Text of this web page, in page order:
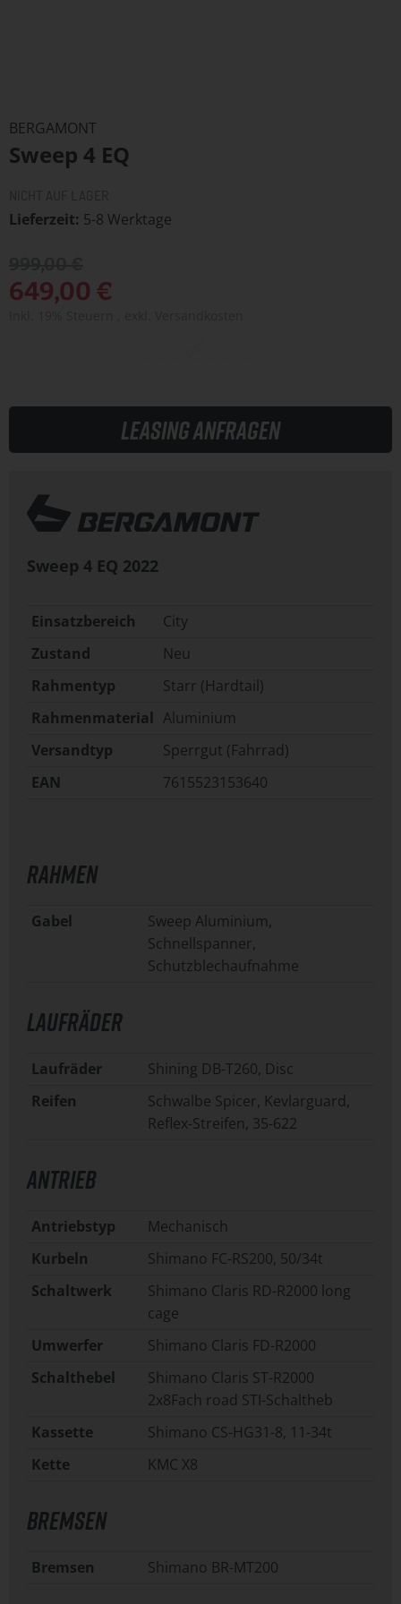
der
Bildergalerie
springen
BERGAMONT
Sweep 4 EQ
Lieferzeit 5-8 Werktage
649,00 €
Leasing anfragen
Sweep 4 EQ 2022
Einsatzbereich
City
Zustand
Neu
Rahmentyp
Starr (Hardtail)
Rahmenmaterial Aluminium
Versandtyp
Sperrgut (Fahrrad)
EAN
7615523153640
RAHMEN
Gabel
Sweep Aluminium,
Schnellspanner,
Schutzblechaufnahme
LAUFRÄDER
Laufräder
Shining DB-T260, Disc
Reifen
Schwalbe Spicer, Kevlarguard,
Reflex-Streifen, 35-622
ANTRIEB
Antriebstyp
Mechanisch
Kurbeln
Shimano FC-RS200, 50/34t
Schaltwerk
Shimano Claris RD-R2000 long
cage
Umwerfer
Shimano Claris FD-R2000
Schalthebel
Shimano Claris ST-R2000
2x8Fach road STI-Schaltheb
Kassette
Shimano CS-HG31-8, 11-34t
Kette
KMC X8
BREMSEN
Bremsen Shimano BR-MT200